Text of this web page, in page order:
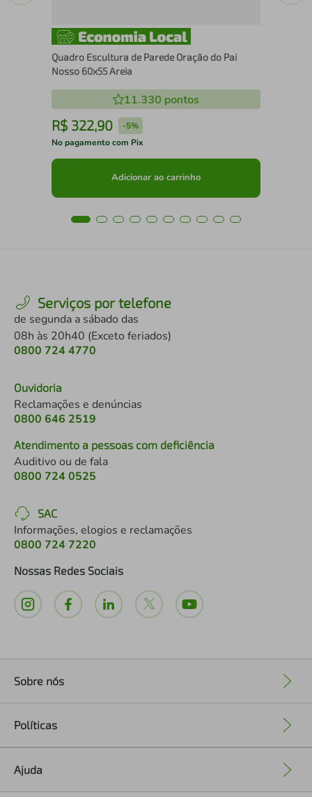
Quadro Escultura de Parede Oração do Pai
Nosso 60x55 Areia
11.330 pontos
R$ 322,90 -5%
No pagamento com Pix
Adicionar ao carrinho
Serviços por telefone
de segunda a sábado das
08h às 20h40 (Exceto feriados)
0800 724 4770
Ouvidoria
Reclamações e denúncias
0800 646 2519
Atendimento a pessoas com deficiência
Auditivo ou de fala
0800 724 0525
SAC
Informações, elogios e reclamações
0800 724 7220
Nossas Redes Sociais
Sobre nós
Políticas
Ajuda